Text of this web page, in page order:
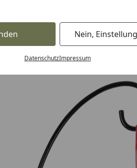
Nein,
DatenschutzImpressum
Dein Traumpool im Sorglos-
Feuerhand